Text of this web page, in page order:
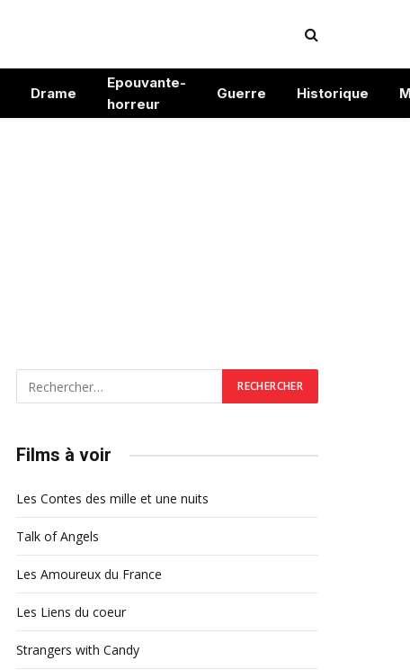
Drame
Epouvante-
horreur
Guerre Historique
Films à voir
Les Contes des mille et une nuits
Talk of Angels
Les Amoureux du France
Les Liens du coeur
Strangers with Candy